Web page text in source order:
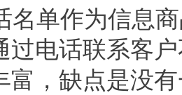
单作为信息
过电话联系客
富，缺点是没